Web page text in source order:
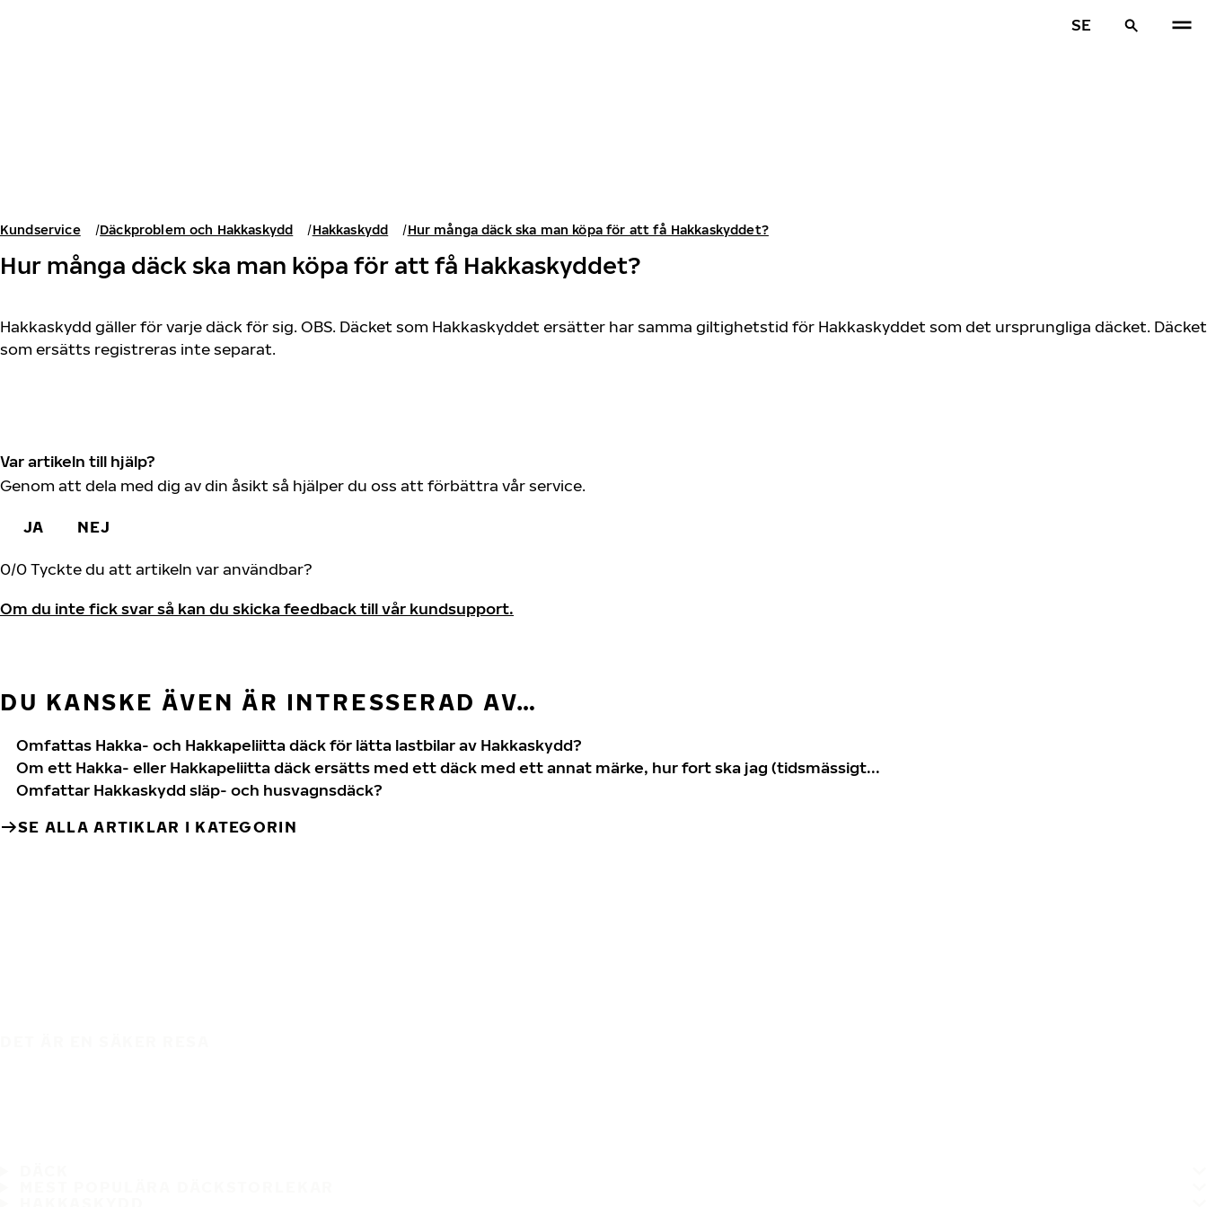
SE
Kundservice Däckproblem och Hakkaskydd Hakkaskydd Hur många däck ska man köpa för att få Hakkaskyddet?
Hur många däck ska man köpa för att få Hakkaskyddet?
Hakkaskydd gäller för varje däck för sig. OBS. Däcket som Hakkaskyddet ersätter har samma giltighetstid för Hakkaskyddet som det ursprungliga däcket. Däcket
som ersätts registreras inte separat.
Var artikeln till hjälp?
Genom att dela med dig av din åsikt så hjälper du oss att förbättra vår service.
JA NEJ
0/0Tyckte du att artikeln var användbar?
Om du inte fick svar så kan du skicka feedback till vår kundsupport.
DU KANSKE ÄVEN ÄR INTRESSERAD AV…
Omfattas Hakka- och Hakkapeliitta däck för lätta lastbilar av Hakkaskydd?
Om ett Hakka- eller Hakkapeliitta däck ersätts med ett däck med ett annat märke, hur fort ska jag (tidsmässigt...
Omfattar Hakkaskydd släp- och husvagnsdäck?
SE ALLA ARTIKLAR I KATEGORIN